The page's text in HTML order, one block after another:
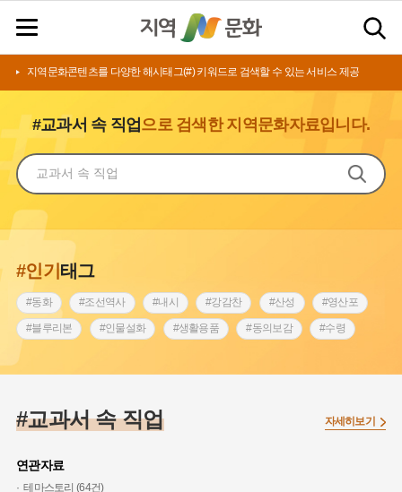
지역문화콘텐츠를 다양한 해시태그(#) 키워드로 검색할 수 있는 서비스 제공
#교과서 속 직업 으로 검색한 지역문화자료입니다.
#인기태그
#동화 #조선역사 #내시 #강감찬 #산성 #영산포
#블루리본 #인물설화 #생활용품 #동의보감 #수령
#염전 #종로구 #애민 #의병활동
#성곽
#설화 #조선 시대 사회
#교과서 속 직업
연관자료
테마스토리 (64건)
자세히보기